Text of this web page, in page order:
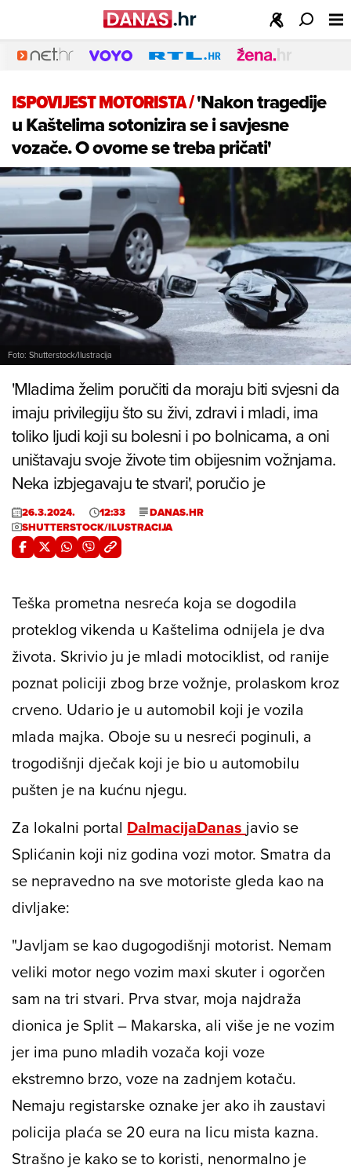
ISPOVIJEST MOTORISTA/'Nakon tragedije
u Kaštelima sotonizira se i savjesne
vozače. O ovome se treba pričati'
Foto: Shutterstock/Ilustracija
'Mladima želim poručiti da moraju biti svjesni da
imaju privilegiju što su živi, zdravi i mladi, ima
toliko ljudi koji su bolesni i po bolnicama, a oni
uništavaju svoje živote tim obijesnim vožnjama.
Neka izbjegavaju te stvari', poručio je
26.3.2024. 12:33
DANAS.HR
SHUTTERSTOCK/ILUSTRACIJA
Teška prometna nesreća koja se dogodila
proteklog vikenda u Kaštelima odnijela je dva
života. Skrivio ju je mladi motociklist, od ranije
poznat policiji zbog brze vožnje, prolaskom kroz
crveno. Udario je u automobil koji je vozila
mlada majka. Oboje su u nesreći poginuli, a
trogodišnji dječak koji je bio u automobilu
pušten je na kućnu njegu.
Za lokalni portal DalmacijaDanas javio se
Splićanin koji niz godina vozi motor. Smatra da
se nepravedno na sve motoriste gleda kao na
divljake:
"Javljam se kao dugogodišnji motorist. Nemam
veliki motor nego vozim maxi skuter i ogorčen
sam na tri stvari. Prva stvar, moja najdraža
dionica je Split – Makarska, ali više je ne vozim
jer ima puno mladih vozača koji voze
ekstremno brzo, voze na zadnjem kotaču.
Nemaju registarske oznake jer ako ih zaustavi
policija plaća se 20 eura na licu mista kazna.
Strašno je kako se to koristi, nenormalno je